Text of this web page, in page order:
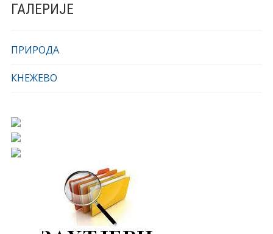
ГАЛЕРИЈЕ
ПРИРОДА
КНЕЖЕВО